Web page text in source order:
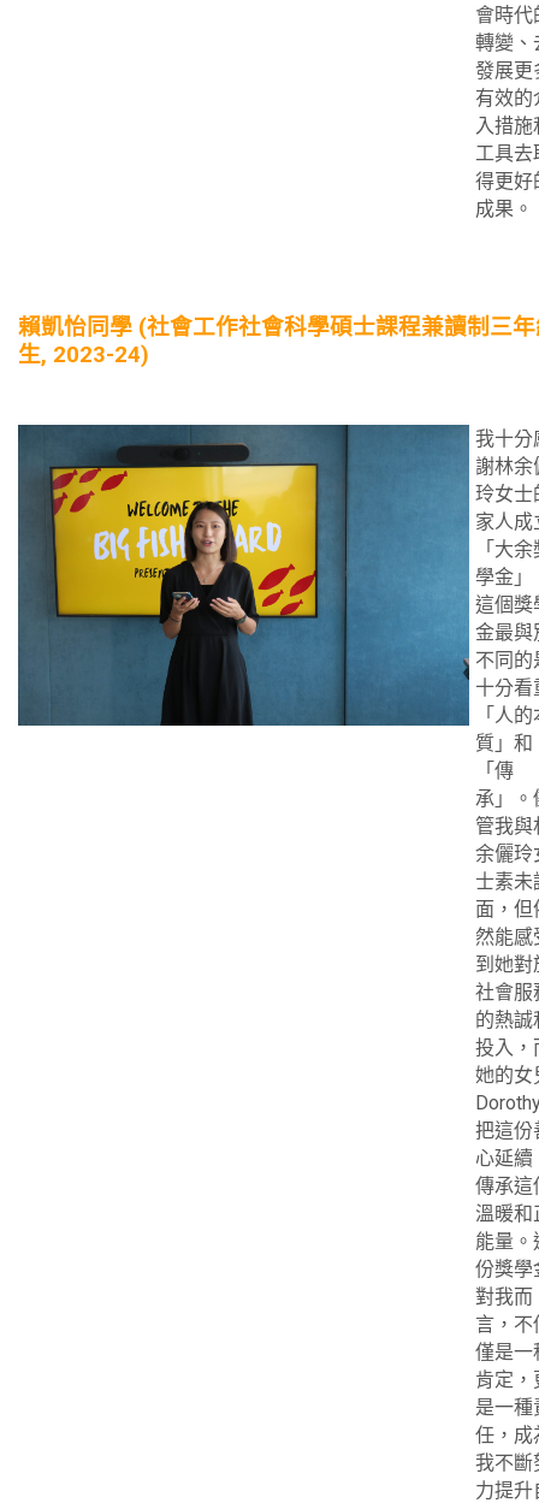
會時代
轉變、
發展更
有效的
入措施
工具去
得更好
成果。
賴凱怡同學 (社會工作社會科學碩士課程兼讀制三
生, 2023-24)
我十分
謝林余
玲女士
家人成
「大
學金」
這個獎
金最與
不同的
十分看
「人
質」和
「傳
承」。
管我與
余儷玲
士素未
面，但
然能感
到她對
社會服
的熱誠
投入，
她的女
把這份
心延續
傳承這
溫暖和
能量。
份獎學
對我而
言，不
僅是一
肯定，
是一種
任，成
我不斷
力提升